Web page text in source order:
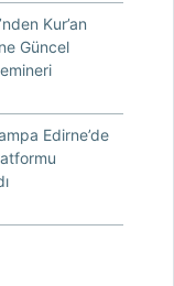
Kur’an
Güncel
Edirne’de